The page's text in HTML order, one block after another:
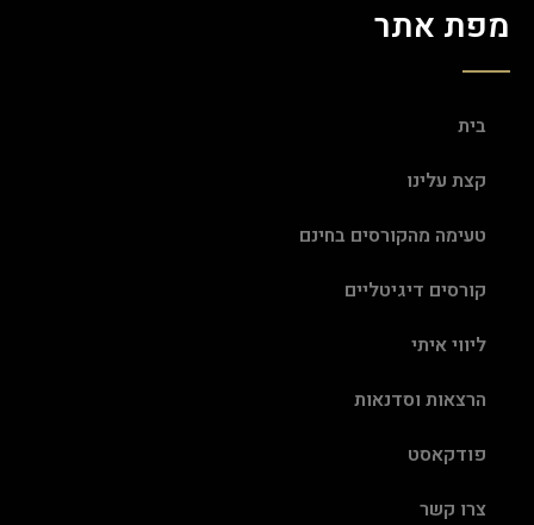
מפת אתר
בית
קצת עלינו
טעימה מהקורסים בחינם
קורסים דיגיטליים
ליווי איתי
הרצאות וסדנאות
פודקאסט
צרו קשר